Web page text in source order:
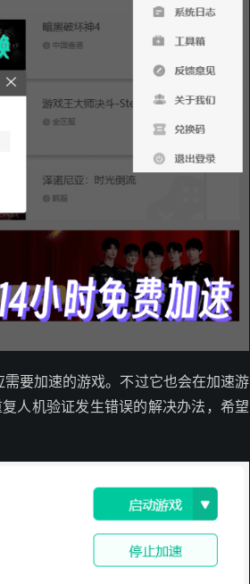
要加速的游戏。不过它也会在加速游
人机验证发生错误的解决办法，希望